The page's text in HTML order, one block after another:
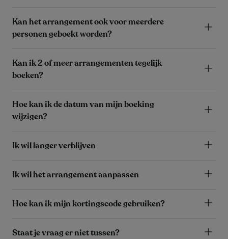
Kan het arrangement ook voor meerdere
personen geboekt worden?
Kan ik 2 of meer arrangementen tegelijk
boeken?
Hoe kan ik de datum van mijn boeking
wijzigen?
Ik wil langer verblijven
Ik wil het arrangement aanpassen
Hoe kan ik mijn kortingscode gebruiken?
Staat je vraag er niet tussen?